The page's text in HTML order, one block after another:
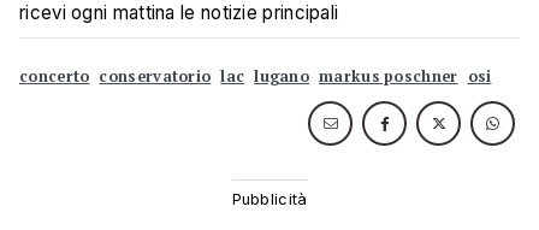
ricevi ogni mattina le notizie principali
concerto conservatorio lac lugano markus poschner osi